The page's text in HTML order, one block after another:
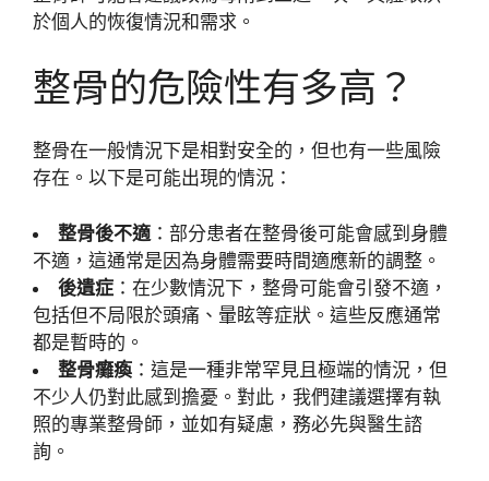
於個人的恢復情況和需求。
整骨的危險性有多高？
整骨在一般情況下是相對安全的，但也有一些風險
存在。以下是可能出現的情況：
整骨後不適 ：部分患者在整骨後可能會感到身體
不適，這通常是因為身體需要時間適應新的調整。
後遺症 ：在少數情況下，整骨可能會引發不適，
包括但不局限於頭痛、暈眩等症狀。這些反應通常
都是暫時的。
整骨癱瘓 ：這是一種非常罕見且極端的情況，但
不少人仍對此感到擔憂。對此，我們建議選擇有執
照的專業整骨師，並如有疑慮，務必先與醫生諮
詢。